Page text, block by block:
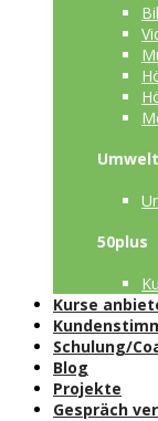
Umwelt
50plus
Kurse
Schulung/
Blog
Projekte
Gespräch